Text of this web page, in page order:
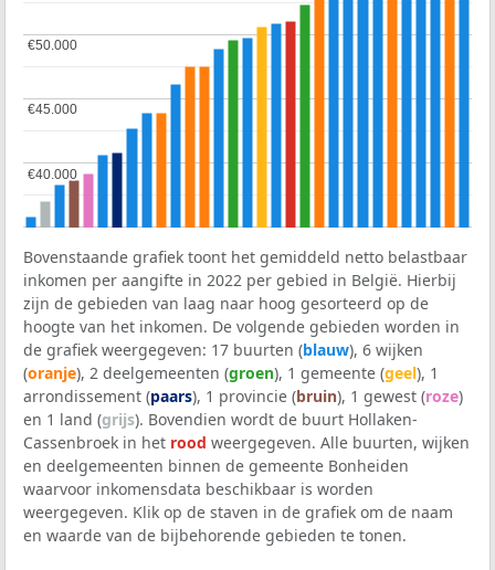
€40.000
€40.000
€45.000
€45.000
€50.000
€50.000
Bovenstaande grafiek toont het gemiddeld netto belastbaar
inkomen per aangifte in 2022 per gebied in België. Hierbij
zijn de gebieden van laag naar hoog gesorteerd op de
hoogte van het inkomen. De volgende gebieden worden in
de grafiek weergegeven: 17 buurten (blauw), 6 wijken
(oranje), 2 deelgemeenten (groen), 1 gemeente (geel), 1
arrondissement (paars), 1 provincie (bruin), 1 gewest (roze)
en 1 land (grijs). Bovendien wordt de buurt Hollaken-
Cassenbroek in het rood weergegeven. Alle buurten, wijken
en deelgemeenten binnen de gemeente Bonheiden
waarvoor inkomensdata beschikbaar is worden
weergegeven. Klik op de staven in de grafiek om de naam
en waarde van de bijbehorende gebieden te tonen.